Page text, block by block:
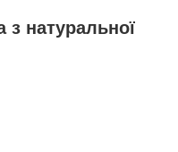
з натуральної